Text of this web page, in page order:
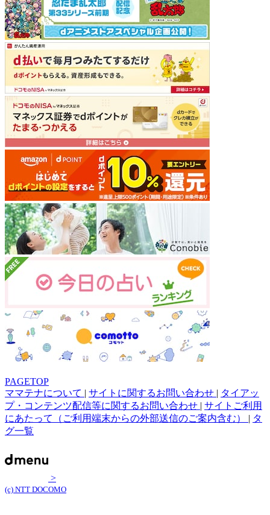
PAGETOP
ママテナについて | サイトに関するお問い合わせ | タイアッ
プ・コンテンツ配信等に関するお問い合わせ | サイトご利用
にあたって（ご利用端末からの外部送信のご案内含む） | タ
グ一覧
>
(c) NTT DOCOMO